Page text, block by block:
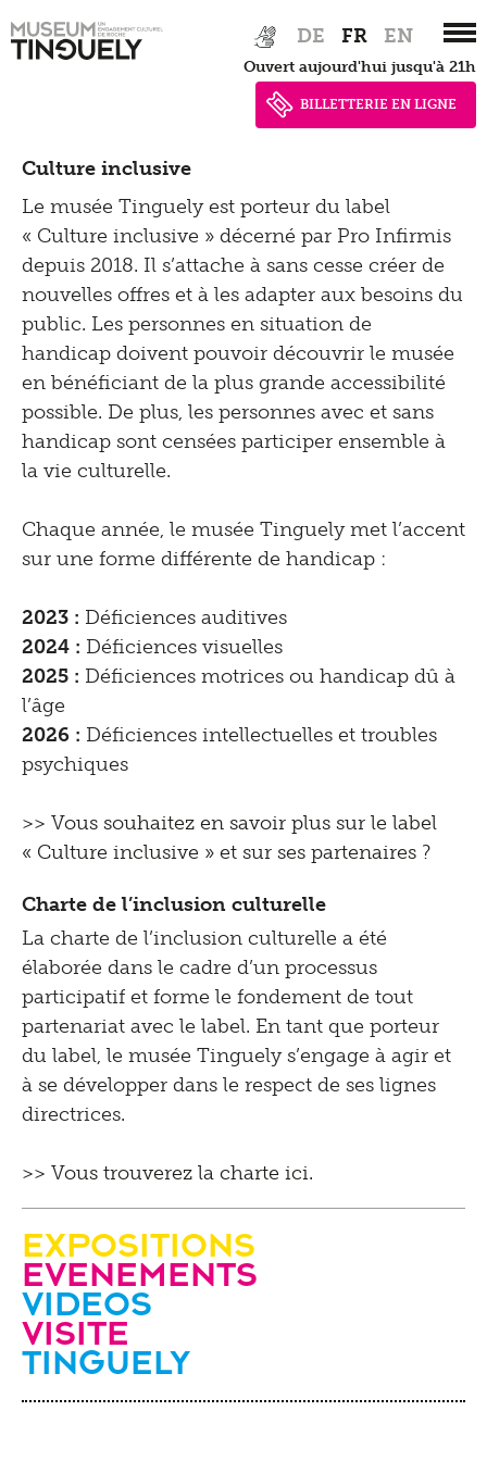
Hauptnavigation
to
DE FR EN
Ouvert aujourd'hui jusqu'à 21h
BILLETTERIE EN LIGNE
Offre de loisir pour enfants et familles
Tutoriels
Parcours
Tinguely on the Road
Collection Online
Bibliothèque documentation
Restauration
Schauatelier
Conférence
Tinguely Studies
Tinguely100
Guide de l'exposition
Impressum |
Politique de
confidentialité
Politique de confidentialité
Newsletter
Inclusif
Voir
Marcher
Apprendre
Kultur Inklusiv
Presse
Documents de presse
Contact
Shop
Culture inclusive
Le musée Tinguely est porteur du label
« Culture inclusive » décerné par Pro Infirmis
depuis 2018. Il s’attache à sans cesse créer de
nouvelles offres et à les adapter aux besoins du
public. Les personnes en situation de
handicap doivent pouvoir découvrir le musée
en bénéficiant de la plus grande accessibilité
possible. De plus, les personnes avec et sans
handicap sont censées participer ensemble à
la vie culturelle.
Chaque année, le musée Tinguely met l’accent
sur une forme différente de handicap :
2023 : Déficiences auditives
2024 : Déficiences visuelles
2025 : Déficiences motrices ou handicap dû à
l’âge
2026 : Déficiences intellectuelles et troubles
psychiques
>> Vous souhaitez en savoir plus sur le label
« Culture inclusive » et sur ses partenaires ?
Charte de l’inclusion culturelle
La charte de l’inclusion culturelle a été
élaborée dans le cadre d’un processus
participatif et forme le fondement de tout
partenariat avec le label. En tant que porteur
du label, le musée Tinguely s’engage à agir et
à se développer dans le respect de ses lignes
directrices.
>> Vous trouverez la charte ici.
Expositions
evenements
videos
Visite
Tinguely